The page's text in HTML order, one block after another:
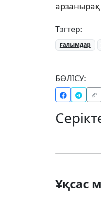
арзанырақ
Тэгтер:
ғалымдар
БӨЛІСУ:
Ұқсас